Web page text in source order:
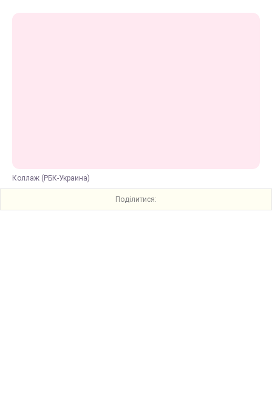
Коллаж (РБК-Украина)
Поділитися: